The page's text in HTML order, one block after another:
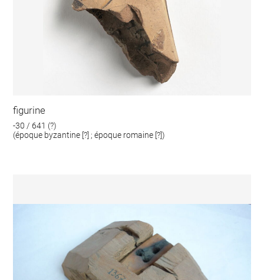
figurine
-30 / 641 (?)
(époque byzantine [?] ; époque romaine [?])